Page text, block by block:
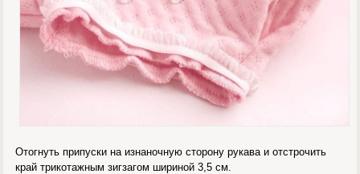
Отогнуть припуски на изнаночную сторону рукава и отстрочить
край трикотажным зигзагом шириной 3,5 см.